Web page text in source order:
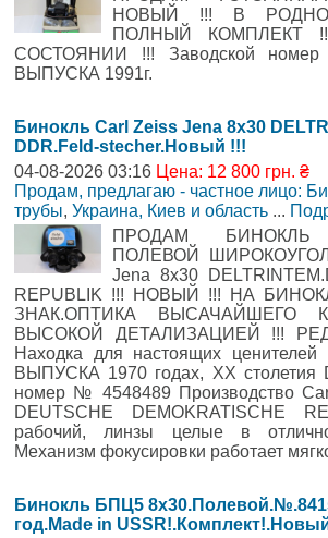
НОВЫЙ !!! В
ПОЛНЫЙ КОМПЛЕКТ
СОСТОЯНИИ !!! Заводской
ВЫПУСКА 1991г.
Бинокль Carl Zeiss Jena 8x30
DDR.Feld-stecher.Новый !!!
04-08-2026 03:16 Цена: 12 800 грн. ₴
Продам, предлагаю - частное лицо:
трубы, Украина, Киев и область ...
ПРОДАМ БИНОКЛЬ
ПОЛЕВОЙ
Jena 8x30
REPUBLIK !!! НОВЫЙ !!! НА
ЗНАК.ОПТИКА ВЫСАЧАЙШЕГО
ВЫСОКОЙ ДЕТАЛИЗАЦИЕЙ !!!
Находка для настоящих
ВЫПУСКА 1970 годах, XX столетия
номер № 4548489 Производство
DEUTSCHE DEMOKRATISCHE
рабочий, линзы целые в
Механизм фокусировки работает
Бинокль БПЦ5
год.Made in